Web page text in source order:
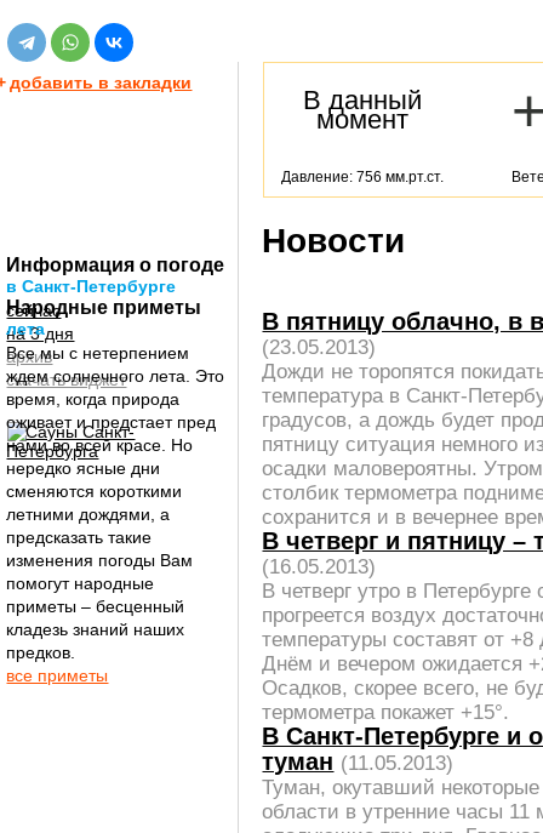
добавить в закладки
Информация о погоде
в Санкт-Петербурге
сейчас
на 3 дня
архив
скачать виджет
Народные приметы
лета
Все мы с нетерпением
ждем солнечного лета. Это
время, когда природа
оживает и предстает пред
нами во всей красе. Но
нередко ясные дни
сменяются короткими
летними дождями, а
предсказать такие
изменения погоды Вам
помогут народные
приметы – бесценный
кладезь знаний наших
предков.
все приметы
В данный
момент
Давление: 756 мм.рт.ст.
Новости
В пятницу облачно, в
(23.05.2013)
Дожди не торопятся
температура в Санкт-
градусов, а дождь будет
пятницу ситуация немного
осадки маловероятны.
столбик термометра
сохранится и в вечернее
В четверг и пятницу –
(16.05.2013)
В четверг утро в
прогреется воздух
температуры составят от
Днём и вечером ожидается
Осадков, скорее всего, не
термометра покажет +15°.
В Санкт-Петербурге и
туман (11.05.2013)
Туман, окутавший
области в утренние часы 11